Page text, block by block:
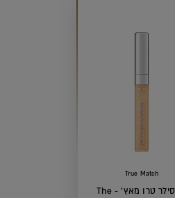
True Match
קונסילר טרו מאץ' - The